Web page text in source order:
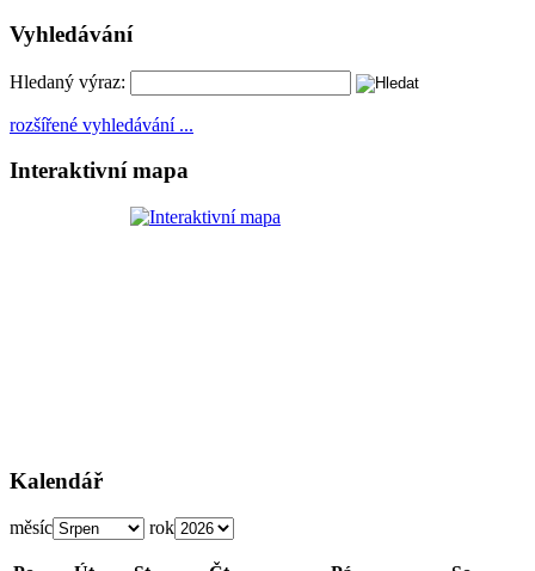
Vyhledávání
Hledaný výraz:
rozšířené vyhledávání ...
Interaktivní mapa
Kalendář
měsíc rok